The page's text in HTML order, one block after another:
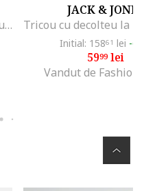
Tricou copii maneca scurta, bumbac organic, maro, croiala regulata
JACK & JONES
Initial: 15861 lei -
5999lei
Vandut de Fashion